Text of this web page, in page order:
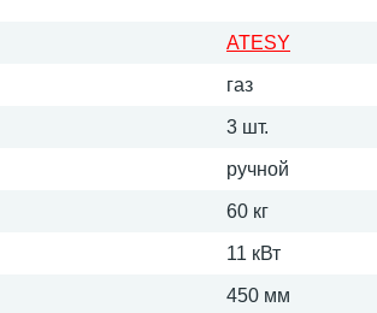
ATESY
газ
3 шт.
ручной
60 кг
11 кВт
450 мм